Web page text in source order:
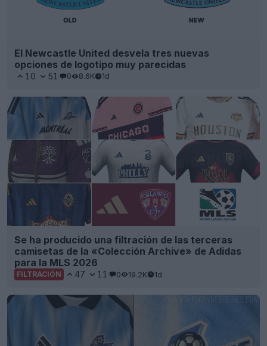
El Newcastle United desvela tres nuevas
opciones de logotipo muy parecidas
10 51 0 8.6K 1d
Se ha producido una filtración de las terceras
camisetas de la «Colección Archive» de Adidas
para la MLS 2026
FILTRACIÓN 47 11 0 19.2K 1d